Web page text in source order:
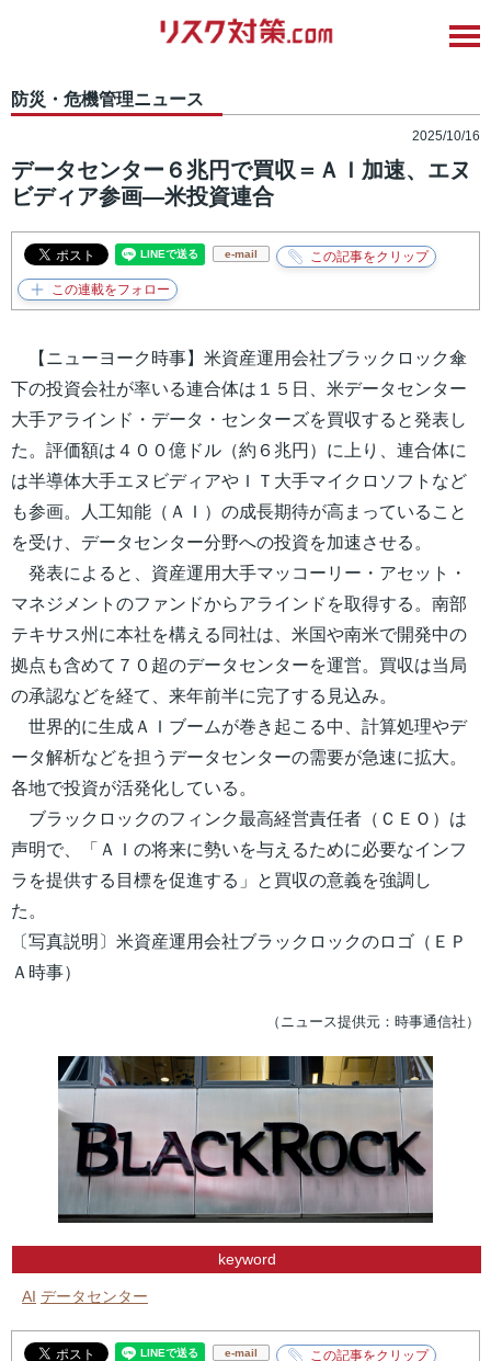
防災・危機管理ニュース
2025/10/16
データセンター６兆円で買収＝ＡＩ加速、エヌ
ビディア参画―米投資連合
e-mail
【ニューヨーク時事】米資産運用会社ブラックロック傘
下の投資会社が率いる連合体は１５日、米データセンター
大手アラインド・データ・センターズを買収すると発表し
た。評価額は４００億ドル（約６兆円）に上り、連合体に
は半導体大手エヌビディアやＩＴ大手マイクロソフトなど
も参画。人工知能（ＡＩ）の成長期待が高まっていること
を受け、データセンター分野への投資を加速させる。
発表によると、資産運用大手マッコーリー・アセット・
マネジメントのファンドからアラインドを取得する。南部
テキサス州に本社を構える同社は、米国や南米で開発中の
拠点も含めて７０超のデータセンターを運営。買収は当局
の承認などを経て、来年前半に完了する見込み。
世界的に生成ＡＩブームが巻き起こる中、計算処理やデ
ータ解析などを担うデータセンターの需要が急速に拡大。
各地で投資が活発化している。
ブラックロックのフィンク最高経営責任者（ＣＥＯ）は
声明で、「ＡＩの将来に勢いを与えるために必要なインフ
ラを提供する目標を促進する」と買収の意義を強調し
た。
〔写真説明〕米資産運用会社ブラックロックのロゴ（ＥＰ
Ａ時事）
（ニュース提供元：時事通信社）
keyword
AI データセンター
e-mail